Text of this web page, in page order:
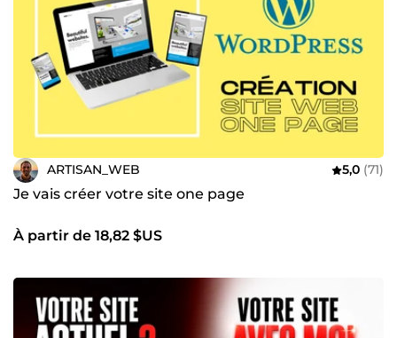
ARTISAN_WEB 5,0 (71)
Je vais créer votre site one page
À partir de 18,82 $US